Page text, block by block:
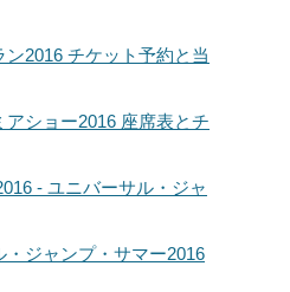
2016 チケット予約と当
ショー2016 座席表とチ
- ユニバーサル・ジャ
・ジャンプ・サマー2016